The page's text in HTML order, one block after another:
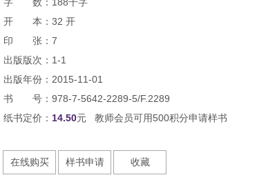
开 本：32 开
印 张：7
出版版次：1-1
出版年份：2015-11-01
书 号：978-7-5642-2289-5/F.2289
纸书定价： 14.50元 教师会员可用500积分申请样书
在线购买 样书申请 收藏